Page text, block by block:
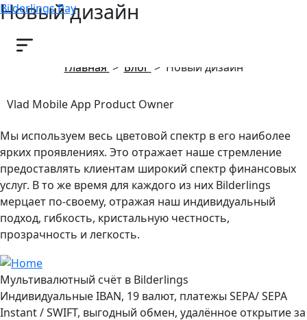
Bilderlings Pay
Новый дизайн
9 мая, 2024
Главная > Блог > Новый дизайн
Vlad Mobile App Product Owner
Мы используем весь цветовой спектр в его наиболее
ярких проявлениях. Это отражает наше стремление
предоставлять клиентам широкий спектр финансовых
услуг. В то же время для каждого из них Bilderlings
мерцает по-своему, отражая наш индивидуальный
подход, гибкость, кристальную честность,
прозрачность и легкость.
Мультивалютный счёт в Bilderlings
Индивидуальные IBAN, 19 валют, платежы SEPA/ SEPA
Instant / SWIFT, выгодный обмен, удалённое открытие за